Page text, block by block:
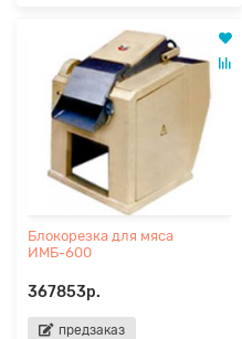
Блокорезка для мяса
ИМБ-600
367853р.
предзаказ